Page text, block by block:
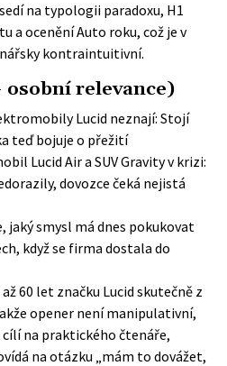
na typologii paradoxu, H1
a ocenění Auto roku, což je v
kontraintuitivní.
osobní relevance)
Lucid neznají: Stojí
teď bojuje o přežití
Lucid Air a SUV Gravity v krizi:
dovozce čeká nejistá
jaký smysl má dnes pokukovat
když se firma dostala do
60 let značku Lucid skutečně z
opener není manipulativní,
cílí na praktického čtenáře,
na otázku „mám to dovážet,